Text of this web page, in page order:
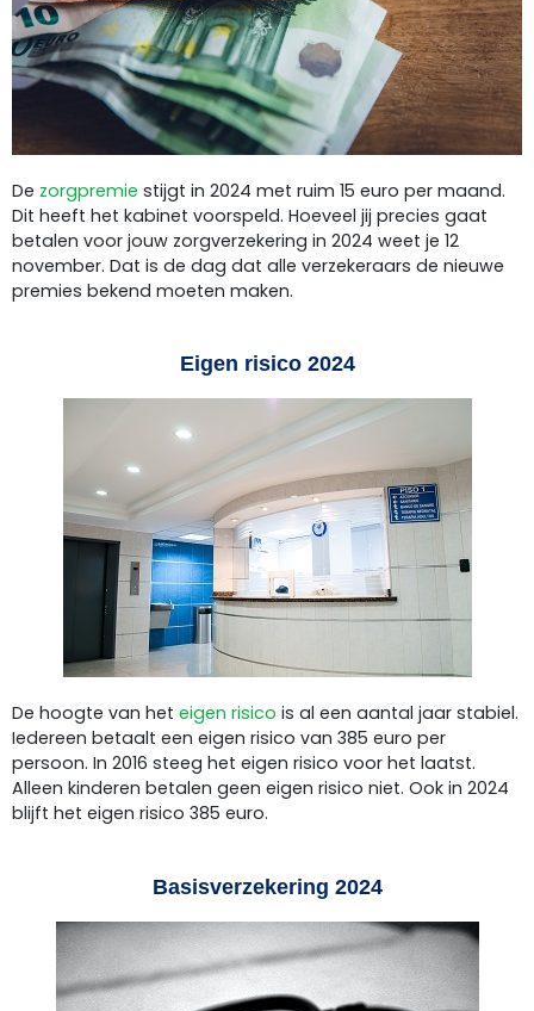
De zorgpremie stijgt in 2024 met ruim 15 euro per maand.
Dit heeft het kabinet voorspeld. Hoeveel jij precies gaat
betalen voor jouw zorgverzekering in 2024 weet je 12
november. Dat is de dag dat alle verzekeraars de nieuwe
premies bekend moeten maken.
Eigen risico 2024
De hoogte van het eigen risico is al een aantal jaar stabiel.
Iedereen betaalt een eigen risico van 385 euro per
persoon. In 2016 steeg het eigen risico voor het laatst.
Alleen kinderen betalen geen eigen risico niet. Ook in 2024
blijft het eigen risico 385 euro.
Basisverzekering 2024